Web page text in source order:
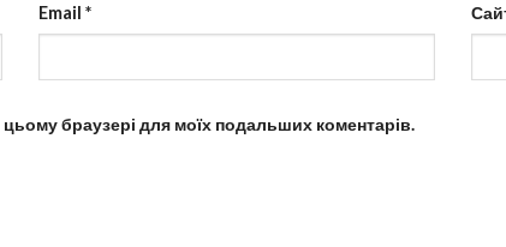
Email *
браузері для моїх подальших коментарів.